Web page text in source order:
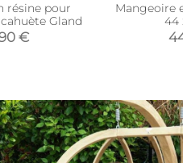
résine pour
Gland
€
Mangeoire
44